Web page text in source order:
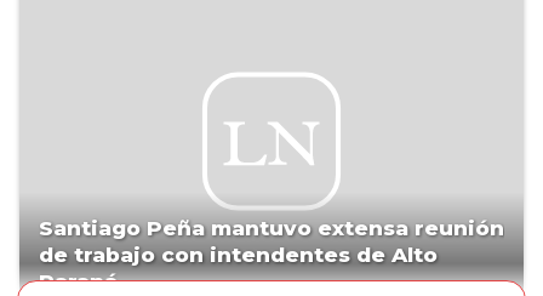
Santiago Peña mantuvo extensa reunión
de trabajo con intendentes de Alto
Paraná